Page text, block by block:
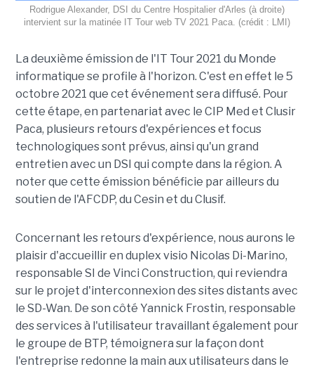
Rodrigue Alexander, DSI du Centre Hospitalier d'Arles (à droite)
intervient sur la matinée IT Tour web TV 2021 Paca. (crédit : LMI)
La deuxième émission de l'IT Tour 2021 du Monde
informatique se profile à l'horizon. C'est en effet le 5
octobre 2021 que cet événement sera diffusé. Pour
cette étape, en partenariat avec le CIP Med et Clusir
Paca, plusieurs retours d'expériences et focus
technologiques sont prévus, ainsi qu'un grand
entretien avec un DSI qui compte dans la région. A
noter que cette émission bénéficie par ailleurs du
soutien de l'AFCDP, du Cesin et du Clusif.
Concernant les retours d'expérience, nous aurons le
plaisir d'accueillir en duplex visio Nicolas Di-Marino,
responsable SI de Vinci Construction, qui reviendra
sur le projet d'interconnexion des sites distants avec
le SD-Wan. De son côté Yannick Frostin, responsable
des services à l'utilisateur travaillant également pour
le groupe de BTP, témoignera sur la façon dont
l'entreprise redonne la main aux utilisateurs dans le